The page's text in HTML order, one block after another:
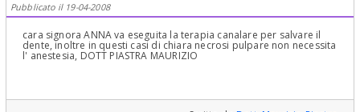
Pubblicato il 19-04-2008
cara signora ANNA va eseguita la terapia canalare per salvare il
dente, inoltre in questi casi di chiara necrosi pulpare non necessita
l' anestesia, DOTT PIASTRA MAURIZIO